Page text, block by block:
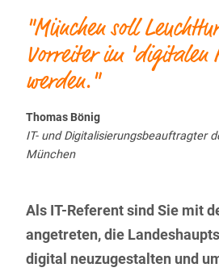
"München soll
Vorreiter im 'digitalen
werden."
Thomas Bönig
IT- und Digitalisierungsbeauftragter
München
Als IT-Referent sind Sie mit
angetreten, die
digital neuzugestalten und